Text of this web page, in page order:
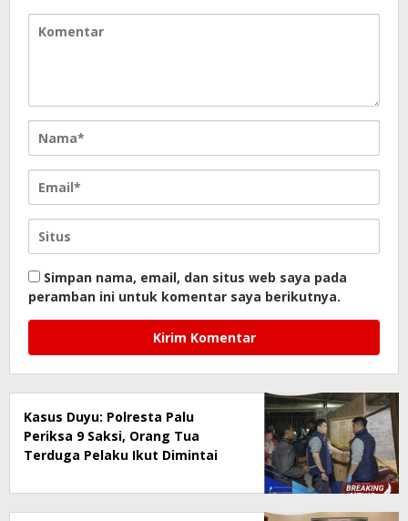
Simpan nama, email, dan situs web saya pada
peramban ini untuk komentar saya berikutnya.
Kasus Duyu: Polresta Palu
Periksa 9 Saksi, Orang Tua
Terduga Pelaku Ikut Dimintai
Berlangsung